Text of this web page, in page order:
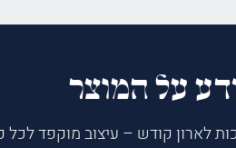
על המוצר
לארון קודש – עיצוב מוקפד לכל